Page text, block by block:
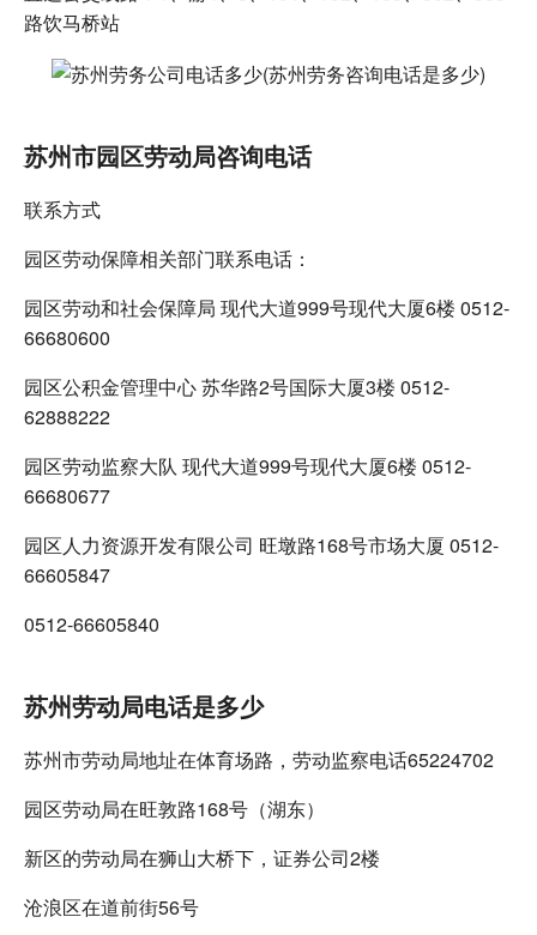
路饮马桥站
苏州市园区劳动局咨询电话
联系方式
园区劳动保障相关部门联系电话：
园区劳动和社会保障局 现代大道999号现代大厦6楼 0512-
66680600
园区公积金管理中心 苏华路2号国际大厦3楼 0512-
62888222
园区劳动监察大队 现代大道999号现代大厦6楼 0512-
66680677
园区人力资源开发有限公司 旺墩路168号市场大厦 0512-
66605847
0512-66605840
苏州劳动局电话是多少
苏州市劳动局地址在体育场路，劳动监察电话65224702
园区劳动局在旺敦路168号（湖东）
新区的劳动局在狮山大桥下，证券公司2楼
沧浪区在道前街56号